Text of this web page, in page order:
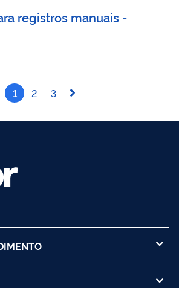
registros manuais -
1 2 3